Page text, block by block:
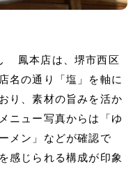
本店は、堺市西区
名の通り「塩」を軸に
り、素材の旨みを活か
ニュー写真からは「ゆ
メン」などが確認で
感じられる構成が印象